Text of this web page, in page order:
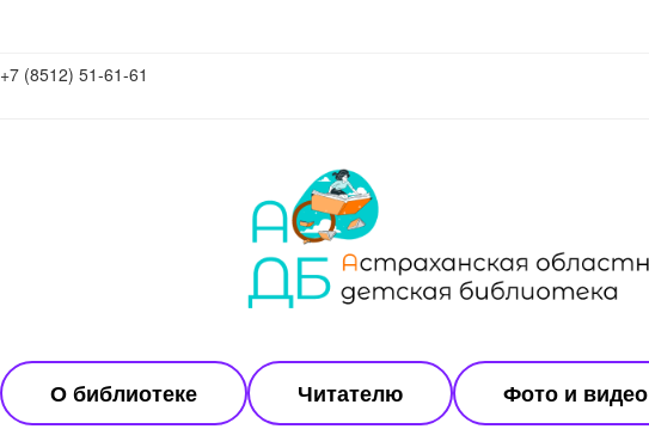
+7 (8512) 51-61-61
О библиотеке Читателю Фото и видео